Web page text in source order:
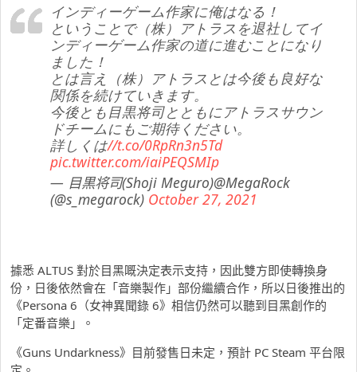
インディーゲーム作家に俺はなる！
ということで（株）アトラスを退社してイ
ンディーゲーム作家の道に進むことになり
ました！
とは言え（株）アトラスとは今後も良好な
関係を続けていきます。
今後とも目黒将司とともにアトラスサウン
ドチームにもご期待ください。
詳しくは//t.co/0RpRn3n5Td
pic.twitter.com/iaiPEQSMIp
— 目黒将司(Shoji Meguro)@MegaRock
(@s_megarock) October 27, 2021
據悉 ALTUS 對於目黑嘅決定表示支持，因此雙方即使轉換身
份，日後依然會在「音樂製作」部份繼續合作，所以日後推出的
《Persona 6（女神異聞錄 6》相信仍然可以聽到目黑創作的
「定番音樂」。
《Guns Undarkness》目前發售日未定，預計 PC Steam 平台限